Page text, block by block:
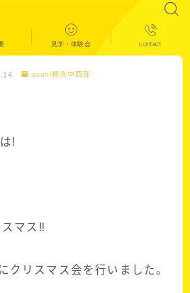
見学・体験会 contact
asahi横浜中西部
!
マス‼
クリスマス会を行いました。